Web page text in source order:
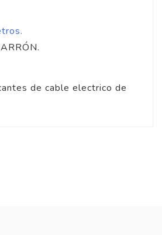
de cable electrico de